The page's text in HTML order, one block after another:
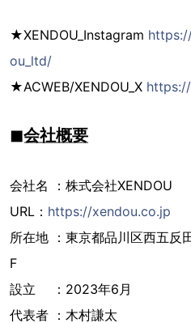
★XENDOU_Instagram
ou_ltd/
★ACWEB/XENDOU_X https://
◼︎会社概要
会社名 ：株式会社XENDOU
URL： https://xendou.co.jp
所在地 ：東京都品川区西五
F
設立 ：2023年6月
代表者 ：木村謙太